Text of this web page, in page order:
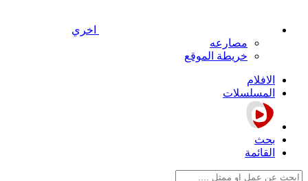
اخري
مصارعه
خريطة الموقع
الافلام
المسلسلات
بحث
القائمة